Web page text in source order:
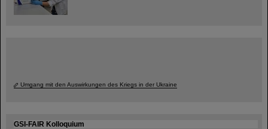
Umgang mit den Auswirkungen des Kriegs in der Ukraine
GSI-FAIR Kolloquium